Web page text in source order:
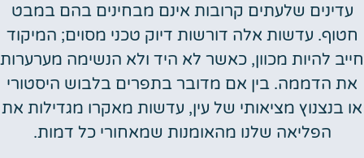
עדינים שלעתים קרובות אינם מבחינים בהם במבט
חטוף. עדשות אלה דורשות דיוק טכני מסוים; המיקוד
חייב להיות מכוון, כאשר לא היד ולא הנשימה מערערות
את הדממה. בין אם מדובר בתפרים בלבוש היסטורי
או בנצנוץ מציאותי של עין, עדשות מאקרו מגדילות את
הפליאה שלנו מהאומנות שמאחורי כל דמות.